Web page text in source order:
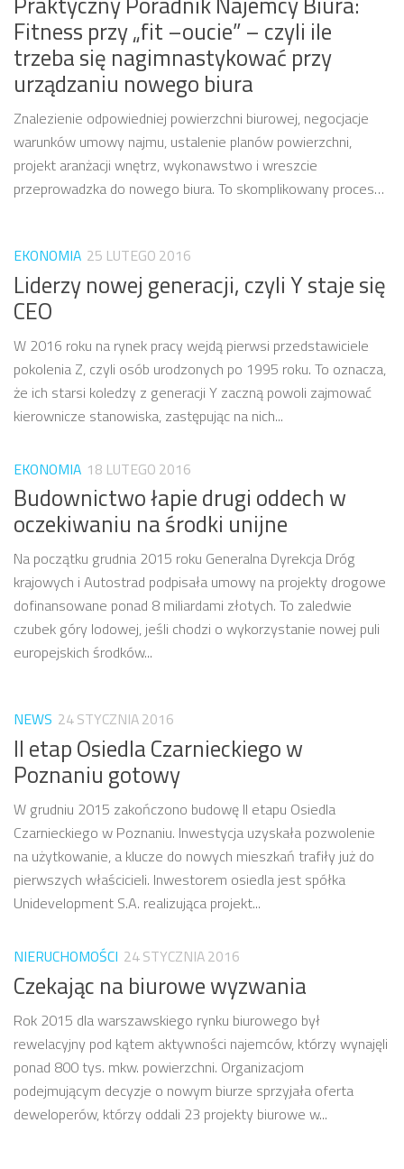
Fitness przy „fit –oucie” – czyli ile
trzeba się nagimnastykować przy
urządzaniu nowego biura
Znalezienie odpowiedniej powierzchni biurowej, negocjacje
warunków umowy najmu, ustalenie planów powierzchni,
projekt aranżacji wnętrz, wykonawstwo i wreszcie
przeprowadzka do nowego biura. To skomplikowany proces…
EKONOMIA 25 LUTEGO 2016
Liderzy nowej generacji, czyli Y staje się
CEO
W 2016 roku na rynek pracy wejdą pierwsi przedstawiciele
pokolenia Z, czyli osób urodzonych po 1995 roku. To oznacza,
że ich starsi koledzy z generacji Y zaczną powoli zajmować
kierownicze stanowiska, zastępując na nich...
EKONOMIA 18 LUTEGO 2016
Budownictwo łapie drugi oddech w
oczekiwaniu na środki unijne
Na początku grudnia 2015 roku Generalna Dyrekcja Dróg
krajowych i Autostrad podpisała umowy na projekty drogowe
dofinansowane ponad 8 miliardami złotych. To zaledwie
czubek góry lodowej, jeśli chodzi o wykorzystanie nowej puli
europejskich środków...
NEWS 24 STYCZNIA 2016
II etap Osiedla Czarnieckiego w
Poznaniu gotowy
W grudniu 2015 zakończono budowę II etapu Osiedla
Czarnieckiego w Poznaniu. Inwestycja uzyskała pozwolenie
na użytkowanie, a klucze do nowych mieszkań trafiły już do
pierwszych właścicieli. Inwestorem osiedla jest spółka
Unidevelopment S.A. realizująca projekt...
NIERUCHOMOŚCI 24 STYCZNIA 2016
Czekając na biurowe wyzwania
Rok 2015 dla warszawskiego rynku biurowego był
rewelacyjny pod kątem aktywności najemców, którzy wynajęli
ponad 800 tys. mkw. powierzchni. Organizacjom
podejmującym decyzje o nowym biurze sprzyjała oferta
deweloperów, którzy oddali 23 projekty biurowe w...